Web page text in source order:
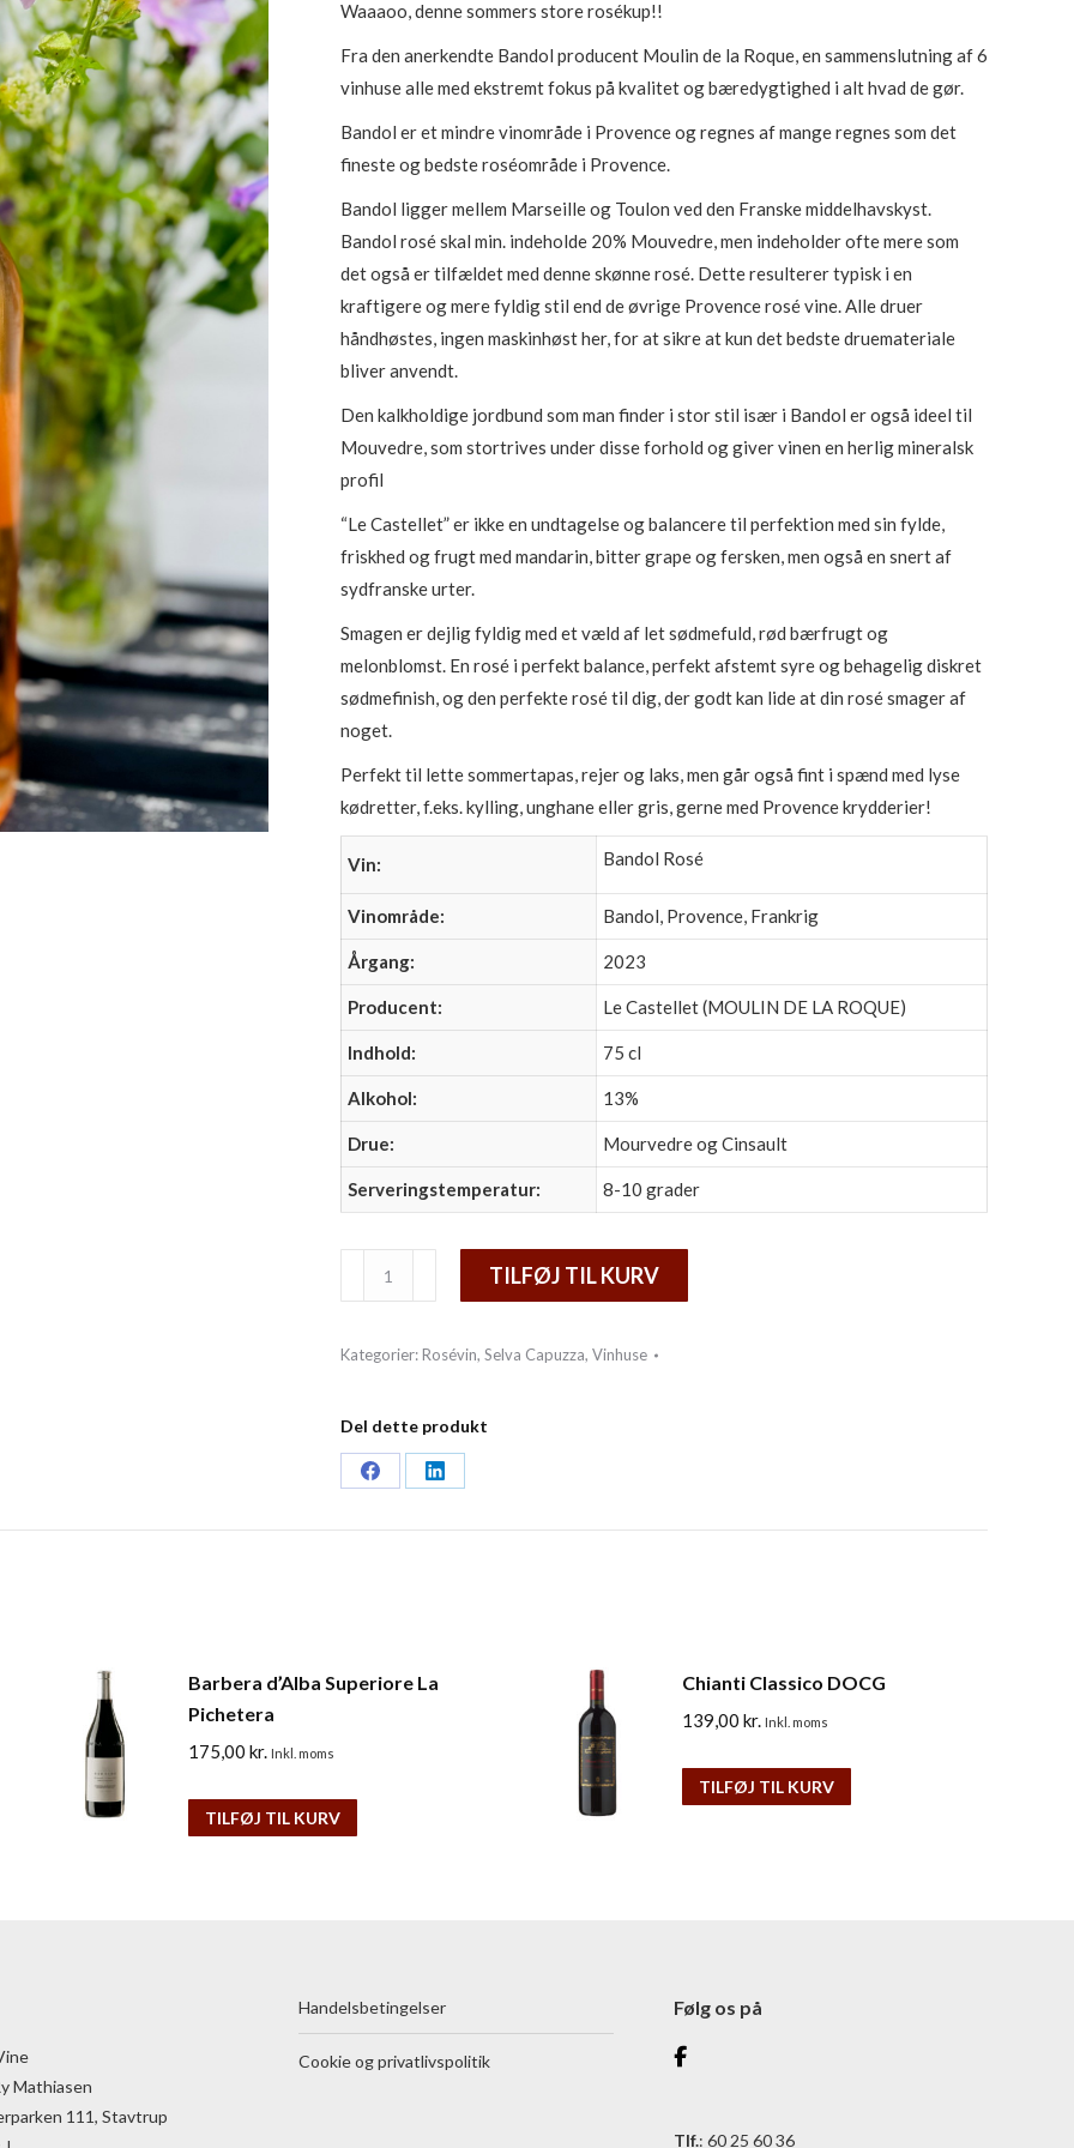
var:
800,00 kr..
er:
475,00 kr..
Waaaoo, denne sommers store rosékup!!
Fra den anerkendte Bandol producent Moulin de la Roque, en sammenslutning af 6
vinhuse alle med ekstremt fokus på kvalitet og bæredygtighed i alt hvad de gør.
Bandol er et mindre vinområde i Provence og regnes af mange regnes som det
fineste og bedste roséområde i Provence.
Bandol ligger mellem Marseille og Toulon ved den Franske middelhavskyst.
Bandol rosé skal min. indeholde 20% Mouvedre, men indeholder ofte mere som
det også er tilfældet med denne skønne rosé. Dette resulterer typisk i en
kraftigere og mere fyldig stil end de øvrige Provence rosé vine. Alle druer
håndhøstes, ingen maskinhøst her, for at sikre at kun det bedste druemateriale
bliver anvendt.
Den kalkholdige jordbund som man finder i stor stil især i Bandol er også ideel til
Mouvedre, som stortrives under disse forhold og giver vinen en herlig mineralsk
profil
“Le Castellet” er ikke en undtagelse og balancere til perfektion med sin fylde,
friskhed og frugt med mandarin, bitter grape og fersken, men også en snert af
sydfranske urter.
Smagen er dejlig fyldig med et væld af let sødmefuld, rød bærfrugt og
melonblomst. En rosé i perfekt balance, perfekt afstemt syre og behagelig diskret
sødmefinish, og den perfekte rosé til dig, der godt kan lide at din rosé smager af
noget.
Perfekt til lette sommertapas, rejer og laks, men går også fint i spænd med lyse
kødretter, f.eks. kylling, unghane eller gris, gerne med Provence krydderier!
Vin: Bandol Rosé
Vinområde: Bandol, Provence, Frankrig
Årgang: 2023
Producent: Le Castellet (MOULIN DE LA ROQUE)
Indhold: 75 cl
Alkohol: 13%
Drue: Mourvedre og Cinsault
Serveringstemperatur: 8-10 grader
Rosé
fl
TILFØJ TIL KURV
Kategorier: Rosévin, Selva Capuzza, Vinhuse
Del dette produkt
Share
Share
Barbera d’Alba Superiore La
Pichetera
175,00 kr. Inkl. moms
TILFØJ TIL KURV
Chianti Classico DOCG
139,00 kr. Inkl. moms
TILFØJ TIL KURV
Mathiasen
111, Stavtrup
Handelsbetingelser
Cookie og privatlivspolitik
Følg os på
Tlf.: 60 25 60 36